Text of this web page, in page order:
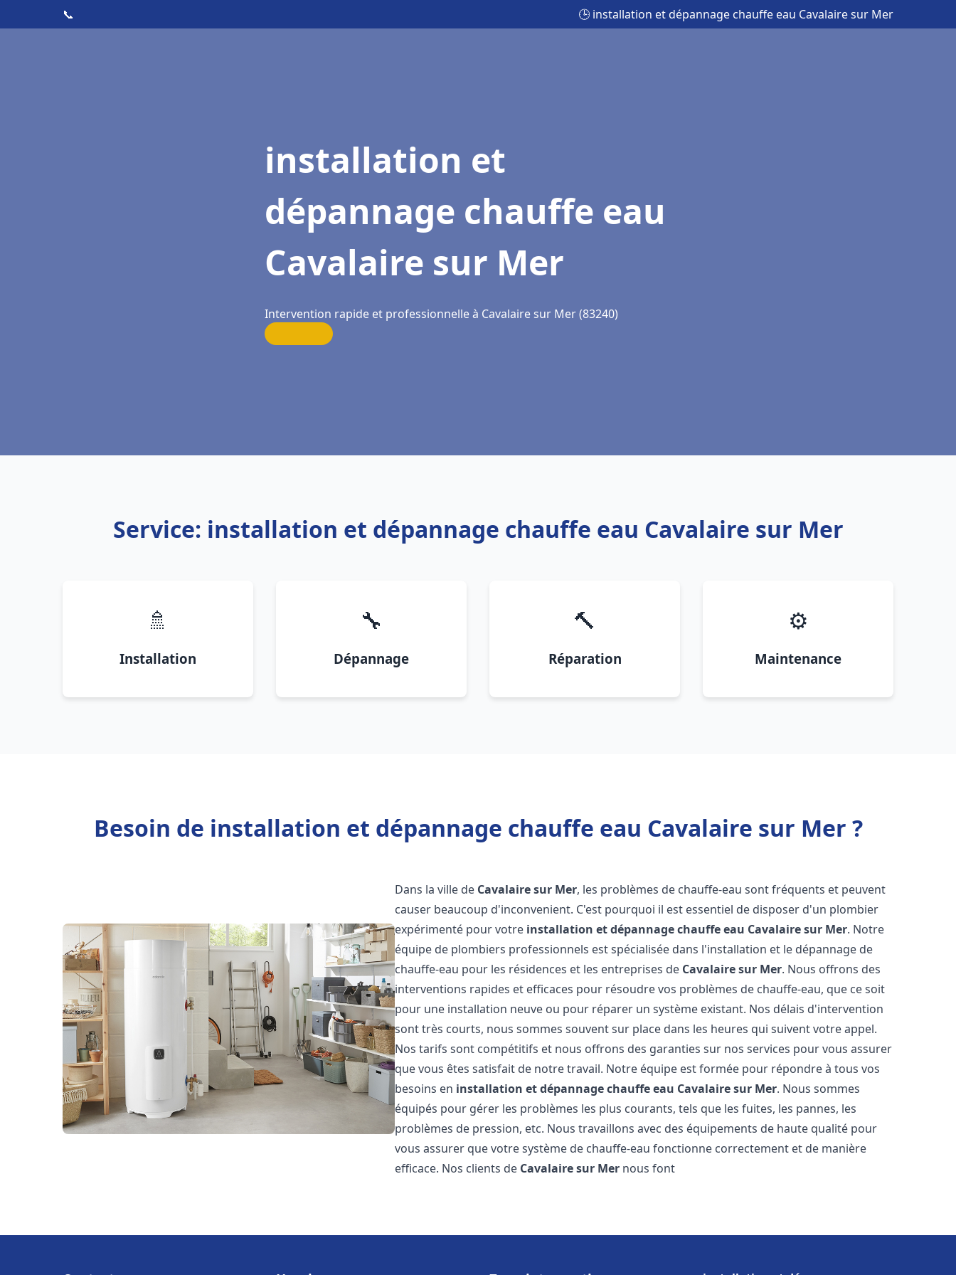
📞 🕒 installation et dépannage chauffe eau Cavalaire sur Mer
installation et
dépannage chauffe eau
Cavalaire sur Mer
Intervention rapide et professionnelle à Cavalaire sur Mer (83240)
Service: installation et dépannage chauffe eau Cavalaire sur Mer
🚿
Installation
🔧
Dépannage
🔨
Réparation
⚙️
Maintenance
Besoin de installation et dépannage chauffe eau Cavalaire sur Mer ?
Dans la ville de Cavalaire sur Mer, les problèmes de chauffe-eau sont fréquents et peuvent
causer beaucoup d'inconvenient. C'est pourquoi il est essentiel de disposer d'un plombier
expérimenté pour votre installation et dépannage chauffe eau Cavalaire sur Mer. Notre
équipe de plombiers professionnels est spécialisée dans l'installation et le dépannage de
chauffe-eau pour les résidences et les entreprises de Cavalaire sur Mer. Nous offrons des
interventions rapides et efficaces pour résoudre vos problèmes de chauffe-eau, que ce soit
pour une installation neuve ou pour réparer un système existant. Nos délais d'intervention
sont très courts, nous sommes souvent sur place dans les heures qui suivent votre appel.
Nos tarifs sont compétitifs et nous offrons des garanties sur nos services pour vous assurer
que vous êtes satisfait de notre travail. Notre équipe est formée pour répondre à tous vos
besoins en installation et dépannage chauffe eau Cavalaire sur Mer. Nous sommes
équipés pour gérer les problèmes les plus courants, tels que les fuites, les pannes, les
problèmes de pression, etc. Nous travaillons avec des équipements de haute qualité pour
vous assurer que votre système de chauffe-eau fonctionne correctement et de manière
efficace. Nos clients de Cavalaire sur Mer nous font